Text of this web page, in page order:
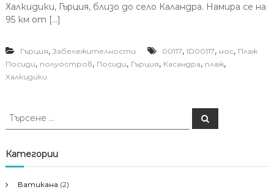
Халкидики, Гърция, близо до село Каландра. Намира се на
95 км от […]
Гърция, Забележителности 00117, ID00117, нос, Плаж
Посиди, полуостров, Посиди, Гърция, Касандра, плаж,
Халкидики
Т
с
е
е
Т
ъ
е
Категории
Ватикана (2)